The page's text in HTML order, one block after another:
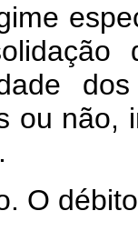
ou não,
débito